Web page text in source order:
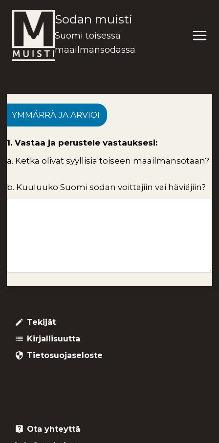
sisältöön
Sodan muisti
Suomi toisessa
maailmansodassa
YMMÄRRÄ JA ARVIOI
1. Vastaa ja perustele vastauksesi:
a. Ketkä olivat syyllisiä toiseen maailmansotaan?
b. Kuuluuko Suomi sodan voittajiin vai häviäjiin?
create Tekijät
list Kirjallisuutta
security Tietosuojaseloste
live_help Ota yhteyttä